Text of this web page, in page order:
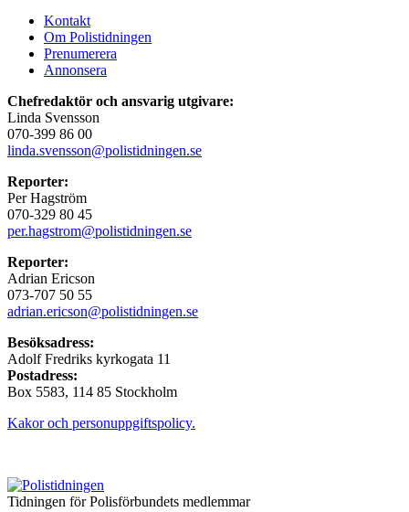
Kontakt
Om Polistidningen
Prenumerera
Annonsera
Chefredaktör och ansvarig utgivare:
Linda Svensson
070-399 86 00
linda.svensson@polistidningen.se
Reporter:
Per Hagström
070-329 80 45
per.hagstrom@polistidningen.se
Reporter:
Adrian Ericson
073-707 50 55
adrian.ericson@polistidningen.se
Besöksadress:
Adolf Fredriks kyrkogata 11
Postadress:
Box 5583, 114 85 Stockholm
Kakor och personuppgiftspolicy.
Tidningen för Polisförbundets medlemmar